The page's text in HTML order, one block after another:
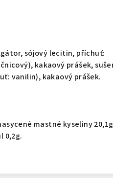
sójový lecitin, příchuť:
kakaový prášek,
vanilin), kakaový prášek.
mastné kyseliny
0,2g.